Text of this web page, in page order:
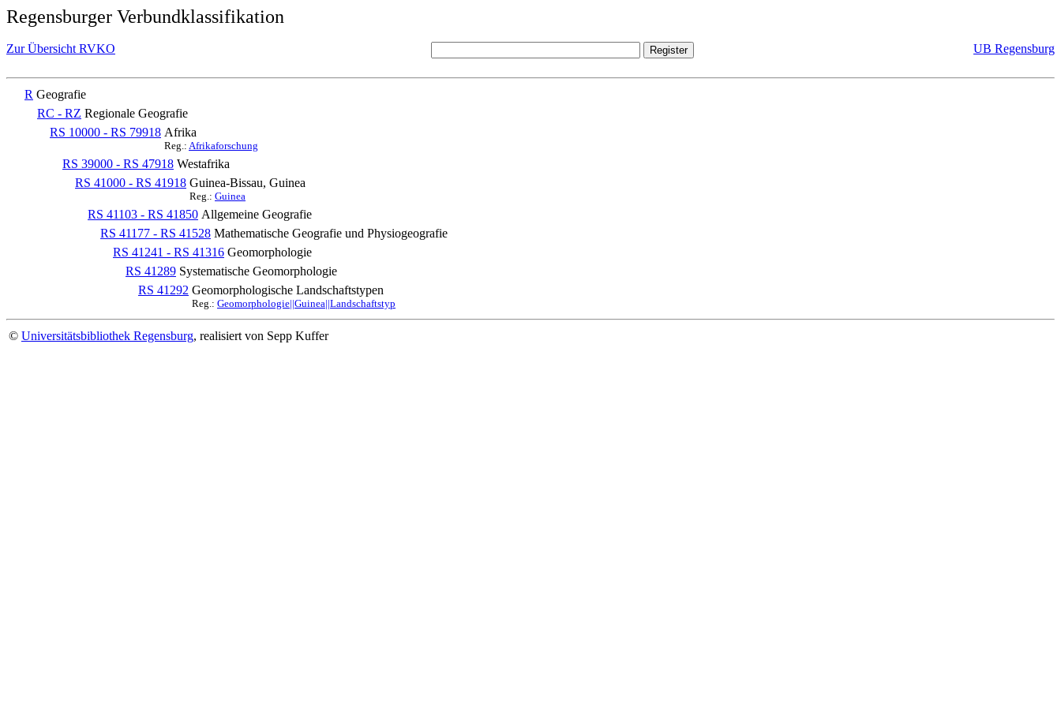
Regensburger Verbundklassifikation
Zur Übersicht RVKO UB Regensburg
R Geografie
RC - RZ Regionale Geografie
RS 10000 - RS 79918 Afrika
Reg.: Afrikaforschung
RS 39000 - RS 47918 Westafrika
RS 41000 - RS 41918 Guinea-Bissau, Guinea
Reg.: Guinea
RS 41103 - RS 41850 Allgemeine Geografie
RS 41177 - RS 41528 Mathematische Geografie und Physiogeografie
RS 41241 - RS 41316 Geomorphologie
RS 41289 Systematische Geomorphologie
RS 41292 Geomorphologische Landschaftstypen
Reg.: Geomorphologie||Guinea||Landschaftstyp
© Universitätsbibliothek Regensburg, realisiert von Sepp Kuffer